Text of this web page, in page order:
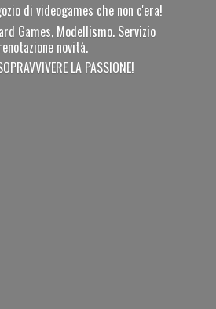
di videogames che non c'era!
Games, Modellismo. Servizio
novità.
LA PASSIONE!